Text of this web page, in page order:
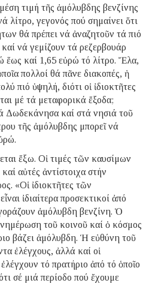
τιμή τῆς ἀμόλυβδης βενζίνης
λίτρο, γεγονός πού σημαίνει ὅτι
θά πρέπει νά ἀναζητοῦν τά πιό
νά γεμίζουν τά ρεζερβουάρ
ἕως καί 1,65 εὐρώ τό λίτρο. Ἔλα,
πολλοί θά πᾶνε διακοπές, ἡ
πιό ὑψηλή, διότι οἱ ἰδιοκτῆτες
μέ τά μεταφορικά ἔξοδα;
Δωδεκάνησα καί στά νησιά τοῦ
τῆς ἀμόλυβδης μπορεῖ νά
ἔξω. Οἱ τιμές τῶν καυσίμων
αὐτές ἀντίστοιχα στήν
«Οἱ ἰδιοκτῆτες τῶν
ἰδιαίτερα προσεκτικοί ἀπό
ἀμόλυβδη βενζίνη. Ὁ
τοῦ κοινοῦ καί ὁ κόσμος
βάζει ἀμόλυβδη. Ἡ εὐθύνη τοῦ
ἐλέγχους, ἀλλά καί οἱ
τό πρατήριο ἀπό τό ὁποῖο
σέ μιά περίοδο πού ἔχουμε